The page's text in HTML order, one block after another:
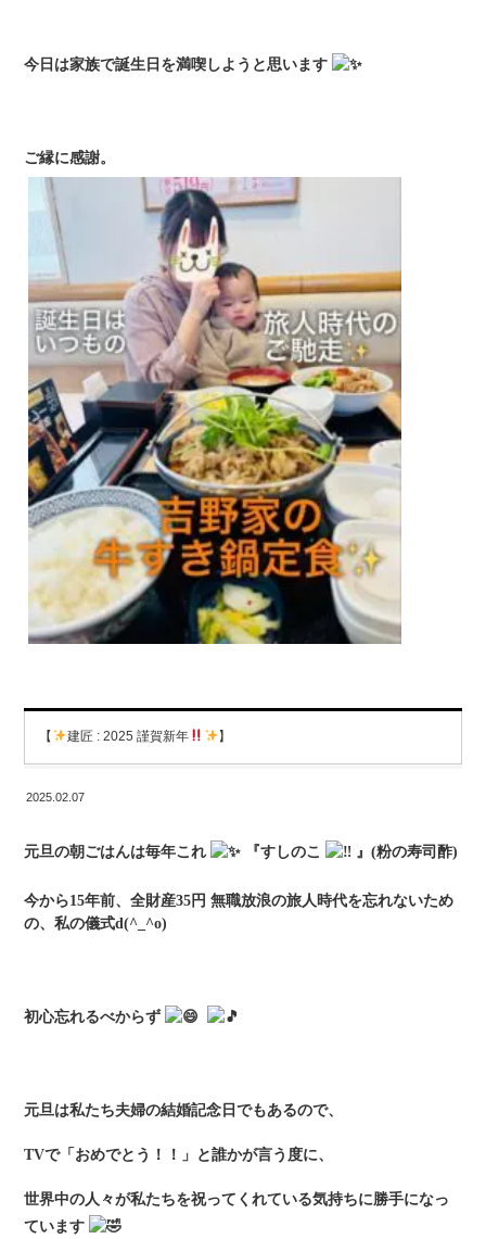
今日は家族で誕生日を満喫しようと思います
ご縁に感謝。
【 建匠 : 2025 謹賀新年 】
2025.02.07
元旦の朝ごはんは毎年これ 『すしのこ 』(粉の寿司酢)
今から15年前、全財産35円 無職放浪の旅人時代を忘れないため
の、私の儀式d(^_^o)
初心忘れるべからず
元旦は私たち夫婦の結婚記念日でもあるので、
TVで「おめでとう！！」と誰かが言う度に、
世界中の人々が私たちを祝ってくれている気持ちに勝手になっ
ています